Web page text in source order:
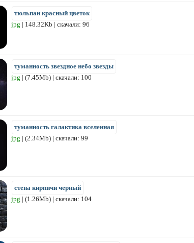
тюльпан красный цветок
jpg | 148.32Kb | скачали: 96
туманность звездное небо звезды
jpg | (7.45Mb) | скачали: 100
туманность галактика вселенная
jpg | (2.34Mb) | скачали: 99
стена кирпичи черный
jpg | (1.26Mb) | скачали: 104